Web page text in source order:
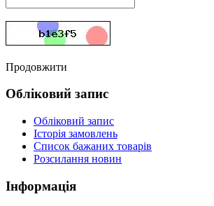
Продовжити
Обліковий запис
Обліковий запис
Історія замовлень
Список бажаних товарів
Розсилання новин
Інформація